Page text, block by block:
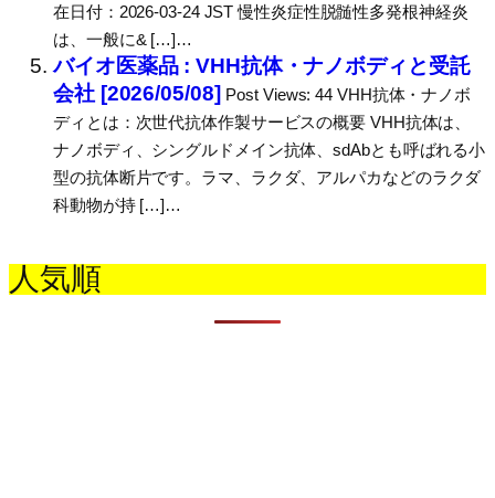
在日付：2026-03-24 JST 慢性炎症性脱髄性多発根神経炎
は、一般に& […]…
バイオ医薬品 : VHH抗体・ナノボディと受託
会社 [2026/05/08] Post Views: 44 VHH抗体・ナノボ
ディとは：次世代抗体作製サービスの概要 VHH抗体は、
ナノボディ、シングルドメイン抗体、sdAbとも呼ばれる小
型の抗体断片です。ラマ、ラクダ、アルパカなどのラクダ
科動物が持 […]…
人気順